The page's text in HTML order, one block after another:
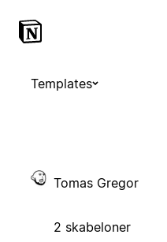
Templates
Tomas Gregor
2 skabeloner